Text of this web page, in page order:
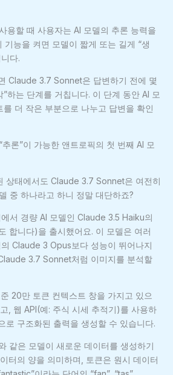
용할 때 사용자는 AI 모델의 추론 능력을
기능을 켜면 모델이 짧게 또는 길게 “생
다.
Claude 3.7 Sonnet은 답변하기 전에 몇
하는 단계를 거칩니다. 이 단계 동안 AI 모
더 작은 부분으로 나누고 답변을 확인
론”이 가능한 앤트로픽의 첫 번째 AI 모
상태에서도 Claude 3.7 Sonnet은 여전히
중 하나라고 하니 정말 대단하죠?
에서 경량 AI 모델인 Claude 3.5 Haiku의
합니다)을 출시했어요. 이 모델은 여러
Claude 3 Opus보다 성능이 뛰어나지
3.7 Sonnet처럼 이미지를 분석할
20만 토큰 컨텍스트 창을 가지고 있으
, 웹 API(예: 주식 시세 추적기)를 사용하
로 구조화된 출력을 생성할 수 있습니다.
같은 모델이 새로운 데이터를 생성하기
터의 양을 의미하며, 토큰은 원시 데이터